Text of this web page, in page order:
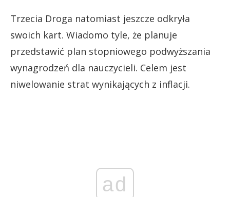
Trzecia Droga natomiast jeszcze odkryła
swoich kart. Wiadomo tyle, że planuje
przedstawić plan stopniowego podwyższania
wynagrodzeń dla nauczycieli. Celem jest
niwelowanie strat wynikających z inflacji.
ad